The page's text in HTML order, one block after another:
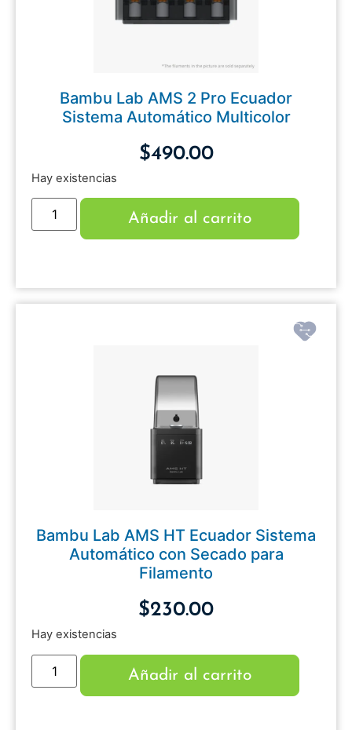
Bambu Lab AMS 2 Pro Ecuador
Sistema Automático Multicolor
$490.00
Hay existencias
Añadir al carrito
Bambu Lab AMS HT Ecuador Sistema
Automático con Secado para
Filamento
$230.00
Hay existencias
Añadir al carrito